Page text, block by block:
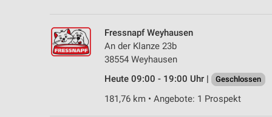
Fressnapf Weyhausen
An der Klanze 23b
38554 Weyhausen
Heute 09:00 - 19:00 Uhr |
Geschlossen
181,76 km • Angebote: 1 Prospekt
Notwendig